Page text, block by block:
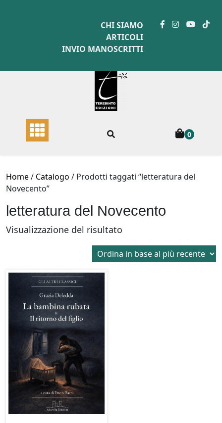
CHI SIAMO
ARTICOLI
INVIO MANOSCRITTI
0
Home/ Catalogo / Prodotti taggati “letteratura del
Novecento”
letteratura del Novecento
Visualizzazione del risultato